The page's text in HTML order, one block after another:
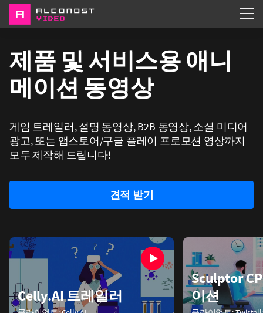
포트폴리오
제품 및 서비스용 애니
메이션 동영상
게임 트레일러, 설명 동영상, B2B 동영상, 소셜 미디어
광고, 또는 앱스토어/구글 플레이 프로모션 영상까지
모두 제작해 드립니다!
견적 받기
Celly.AI 트레일러
Sculptor
이션